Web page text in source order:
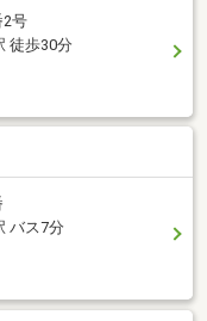
2号
徒歩30分
バス7分